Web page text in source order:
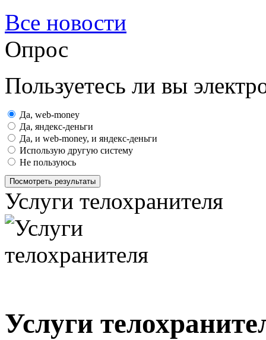
Все новости
Опрос
Пользуетесь ли вы
Да, web-money
Да, яндекс-деньги
Да, и web-money, и яндекс-деньги
Использую другую систему
Не пользуюсь
Посмотреть результаты
Услуги телохранителя
Услуги